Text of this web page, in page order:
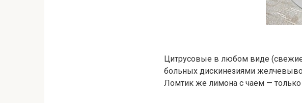
Цитрусовые в любом виде (свежие
больных дискинезиями
Ломтик же лимона с чаем — только